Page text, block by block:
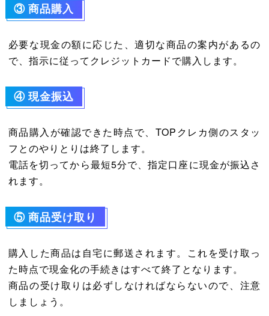
③ 商品購入
必要な現金の額に応じた、適切な商品の案内があるの
で、指示に従ってクレジットカードで購入します。
④ 現金振込
商品購入が確認できた時点で、TOPクレカ側のスタッ
フとのやりとりは終了します。
電話を切ってから最短5分で、指定口座に現金が振込さ
れます。
⑤ 商品受け取り
購入した商品は自宅に郵送されます。これを受け取っ
た時点で現金化の手続きはすべて終了となります。
商品の受け取りは必ずしなければならないので、注意
しましょう。